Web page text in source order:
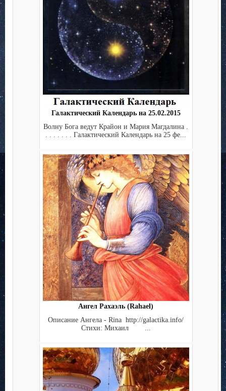
Галактический Календарь на 25.02.2015
Волну Бога ведут Крайон и Мария Магдалина .
. . . . . . . Галактический Календарь на 25 фе...
Ангел Рахаэль (Rahael)
Описание Ангела - Rina http://galactika.info/
Стихи: Михаил ...